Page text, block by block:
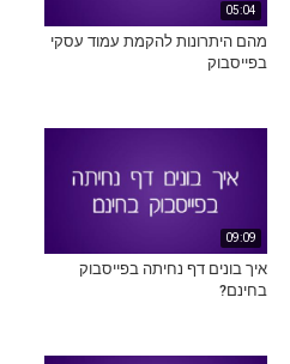
05:04
מהם היתרונות להקמת עמוד עסקי
בפייסבוק
09:09
איך בונים דף נחיתה בפייסבוק
בחינם?